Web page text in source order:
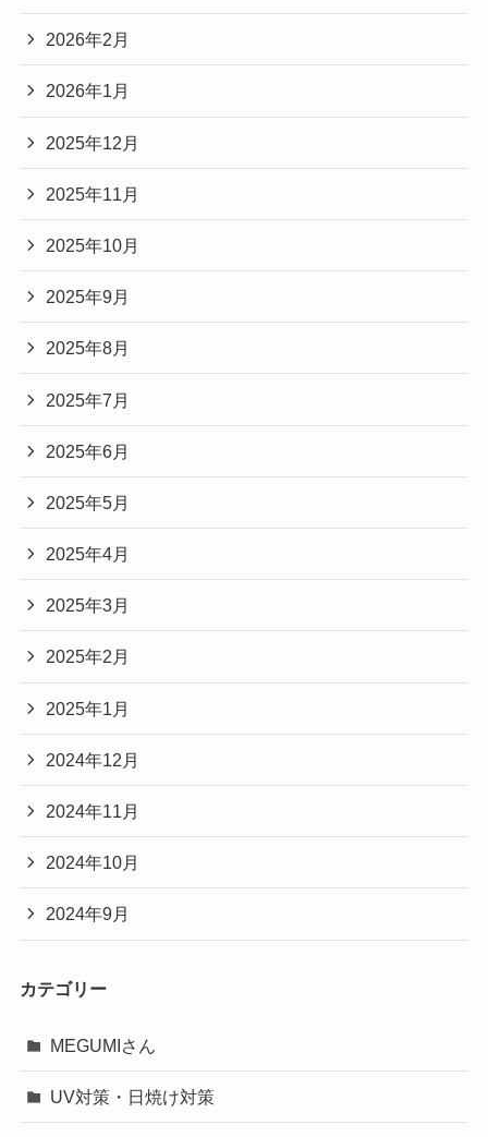
2026年2月
2026年1月
2025年12月
2025年11月
2025年10月
2025年9月
2025年8月
2025年7月
2025年6月
2025年5月
2025年4月
2025年3月
2025年2月
2025年1月
2024年12月
2024年11月
2024年10月
2024年9月
カテゴリー
MEGUMIさん
UV対策・日焼け対策